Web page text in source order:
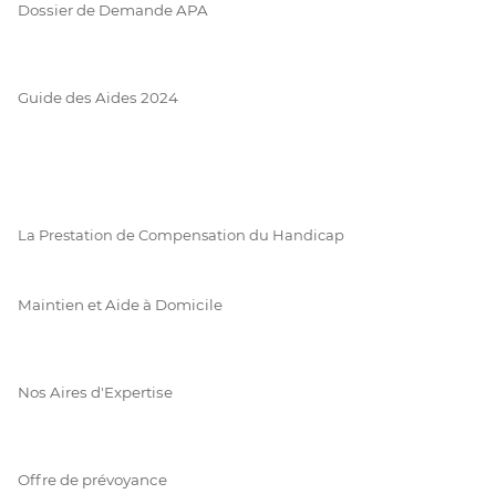
Dossier de Demande APA
Guide des Aides 2024
La Prestation de Compensation du Handicap
Maintien et Aide à Domicile
Nos Aires d'Expertise
Offre de prévoyance